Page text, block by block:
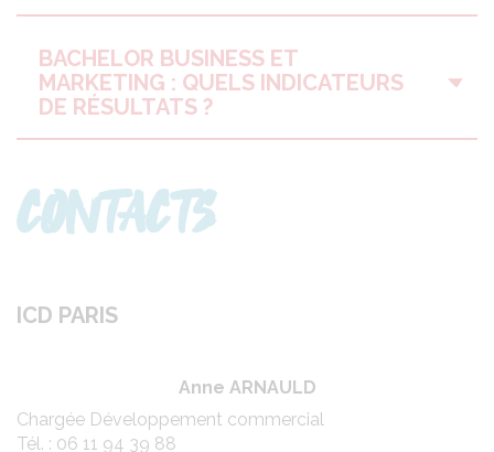
BACHELOR BUSINESS ET
MARKETING : QUELS INDICATEURS
DE RÉSULTATS ?
CONTACTS
ICD PARIS
Anne ARNAULD
Chargée Développement commercial
Tél. : 06 11 94 39 88